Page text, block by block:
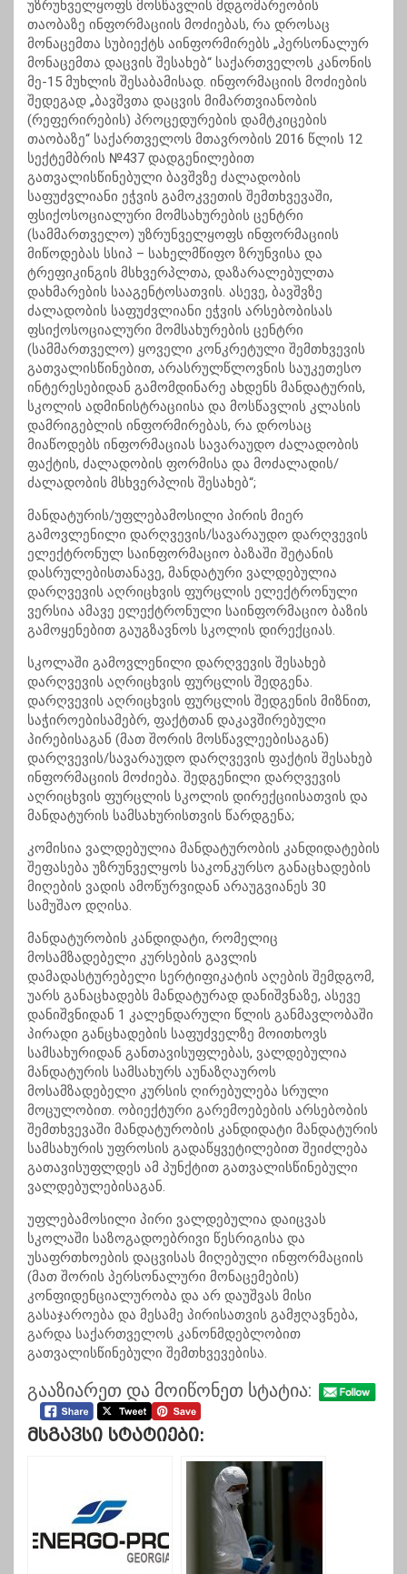
უზრუნველყოფს მოსწავლის მდგომარეობის
თაობაზე ინფორმაციის მოძიებას, რა დროსაც
მონაცემთა სუბიექტს აინფორმირებს „პერსონალურ
მონაცემთა დაცვის შესახებ“ საქართველოს კანონის
მე-15 მუხლის შესაბამისად. ინფორმაციის მოძიების
შედეგად „ბავშვთა დაცვის მიმართვიანობის
(რეფერირების) პროცედურების დამტკიცების
თაობაზე“ საქართველოს მთავრობის 2016 წლის 12
სექტემბრის №437 დადგენილებით
გათვალისწინებული ბავშვზე ძალადობის
საფუძვლიანი ეჭვის გამოკვეთის შემთხვევაში,
ფსიქოსოციალური მომსახურების ცენტრი
(სამმართველო) უზრუნველყოფს ინფორმაციის
მიწოდებას სსიპ – სახელმწიფო ზრუნვისა და
ტრეფიკინგის მსხვერპლთა, დაზარალებულთა
დახმარების სააგენტოსათვის. ასევე, ბავშვზე
ძალადობის საფუძვლიანი ეჭვის არსებობისას
ფსიქოსოციალური მომსახურების ცენტრი
(სამმართველო) ყოველი კონკრეტული შემთხვევის
გათვალისწინებით, არასრულწლოვნის საუკეთესო
ინტერესებიდან გამომდინარე ახდენს მანდატურის,
სკოლის ადმინისტრაციისა და მოსწავლის კლასის
დამრიგებლის ინფორმირებას, რა დროსაც
მიაწოდებს ინფორმაციას სავარაუდო ძალადობის
ფაქტის, ძალადობის ფორმისა და მოძალადის/
ძალადობის მსხვერპლის შესახებ“;
მანდატურის/უფლებამოსილი პირის მიერ
გამოვლენილი დარღვევის/სავარაუდო დარღვევის
ელექტრონულ საინფორმაციო ბაზაში შეტანის
დასრულებისთანავე, მანდატური ვალდებულია
დარღვევის აღრიცხვის ფურცლის ელექტრონული
ვერსია ამავე ელექტრონული საინფორმაციო ბაზის
გამოყენებით გაუგზავნოს სკოლის დირექციას.
სკოლაში გამოვლენილი დარღვევის შესახებ
დარღვევის აღრიცხვის ფურცლის შედგენა.
დარღვევის აღრიცხვის ფურცლის შედგენის მიზნით,
საჭიროებისამებრ, ფაქტთან დაკავშირებული
პირებისაგან (მათ შორის მოსწავლეებისაგან)
დარღვევის/სავარაუდო დარღვევის ფაქტის შესახებ
ინფორმაციის მოძიება. შედგენილი დარღვევის
აღრიცხვის ფურცლის სკოლის დირექციისათვის და
მანდატურის სამსახურისთვის წარდგენა;
კომისია ვალდებულია მანდატურობის კანდიდატების
შეფასება უზრუნველყოს საკონკურსო განაცხადების
მიღების ვადის ამოწურვიდან არაუგვიანეს 30
სამუშაო დღისა.
მანდატურობის კანდიდატი, რომელიც
მოსამზადებელი კურსების გავლის
დამადასტურებელი სერტიფიკატის აღების შემდგომ,
უარს განაცხადებს მანდატურად დანიშვნაზე, ასევე
დანიშვნიდან 1 კალენდარული წლის განმავლობაში
პირადი განცხადების საფუძველზე მოითხოვს
სამსახურიდან განთავისუფლებას, ვალდებულია
მანდატურის სამსახურს აუნაზღაუროს
მოსამზადებელი კურსის ღირებულება სრული
მოცულობით. ობიექტური გარემოებების არსებობის
შემთხვევაში მანდატურობის კანდიდატი მანდატურის
სამსახურის უფროსის გადაწყვეტილებით შეიძლება
გათავისუფლდეს ამ პუნქტით გათვალისწინებული
ვალდებულებისაგან.
უფლებამოსილი პირი ვალდებულია დაიცვას
სკოლაში საზოგადოებრივი წესრიგისა და
უსაფრთხოების დაცვისას მიღებული ინფორმაციის
(მათ შორის პერსონალური მონაცემების)
კონფიდენციალურობა და არ დაუშვას მისი
გასაჯაროება და მესამე პირისათვის გამჟღავნება,
გარდა საქართველოს კანონმდებლობით
გათვალისწინებული შემთხვევებისა.
გააზიარეთ და მოიწონეთ სტატია:
Მსგავსი Სტატიები: